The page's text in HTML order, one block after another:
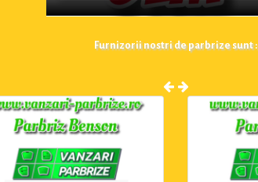
Furnizorii nostri de parbrize sunt :